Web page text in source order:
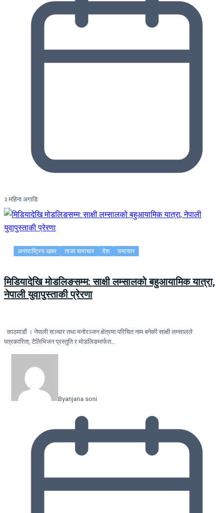
२ महिना अगाडि
अन्तराष्ट्रिय खबर ताजा समाचार देश समाचार
मिडियादेखि मोडलिङसम्म: साक्षी लम्सालको बहुआयामिक यात्रा,
नेपाली युवापुस्ताकी प्रेरणा
काठमाडौं । नेपाली सञ्चार तथा मनोरञ्जन क्षेत्रमा परिचित नाम बनेकी साक्षी लम्सालले
पत्रकारिता, टेलिभिजन प्रस्तुति र मोडलिङमार्फत…
Byanjana soni